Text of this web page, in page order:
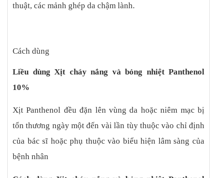
thuật, các mảnh ghép da chậm lành.
Cách dùng
Liều dùng Xịt cháy nắng và bỏng nhiệt Panthenol
10%
Xịt Panthenol đều đặn lên vùng da hoặc niêm mạc bị
tổn thương ngày một đến vài lần tùy thuộc vào chỉ định
của bác sĩ hoặc phụ thuộc vào biểu hiện lâm sàng của
bệnh nhân